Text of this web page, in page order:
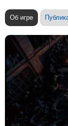
Об игре